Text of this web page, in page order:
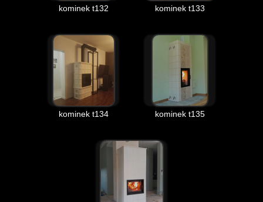
kominek t132 kominek t133
kominek t134 kominek t135